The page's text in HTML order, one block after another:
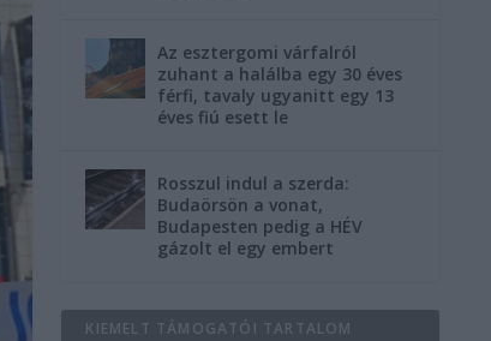
Az esztergomi várfalról
zuhant a halálba egy 30 éves
férfi, tavaly ugyanitt egy 13
éves fiú esett le
Rosszul indul a szerda:
Budaörsön a vonat,
Budapesten pedig a HÉV
gázolt el egy embert
KIEMELT TÁMOGATÓI TARTALOM